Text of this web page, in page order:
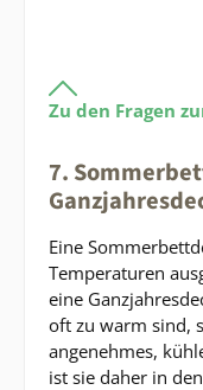
Zu den Fragen
7.
Eine
Temperaturen
eine
oft zu warm sind,
angenehmes,
ist sie daher in